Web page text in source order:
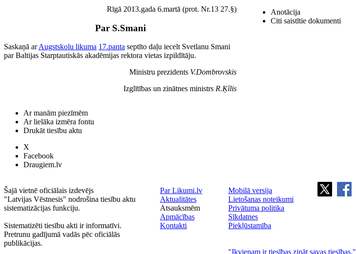
Rīgā 2013.gada 6.martā (prot. Nr.13 27.§)
Par S.Smani
Saskaņā arAugstskolu likuma 17.panta septīto daļu iecelt Svetlanu Smani
par Baltijas Starptautiskās akadēmijas rektora vietas izpildītāju.
Ministru prezidents V.Dombrovskis
Izglītības un zinātnes ministrs R.Ķīlis
Anotācija
Citi saistītie dokumenti
Ar manām piezīmēm
Ar lielāka izmēra fontu
Drukāt tiesību aktu
X
Facebook
Draugiem.lv
Šajā vietnē oficiālais izdevējs
"Latvijas Vēstnesis" nodrošina tiesību aktu
sistematizācijas funkciju.
Sistematizēti tiesību akti ir informatīvi.
Pretrunu gadījumā vadās pēc oficiālās
publikācijas.
Par Likumi.lv
Aktualitātes
Atsauksmēm
Apmācības
Kontakti
Mobilā versija
Lietošanas noteikumi
Privātuma politika
Sīkdatnes
Piekļūstamība
"Ikvienam ir tiesības zināt savas tiesības."